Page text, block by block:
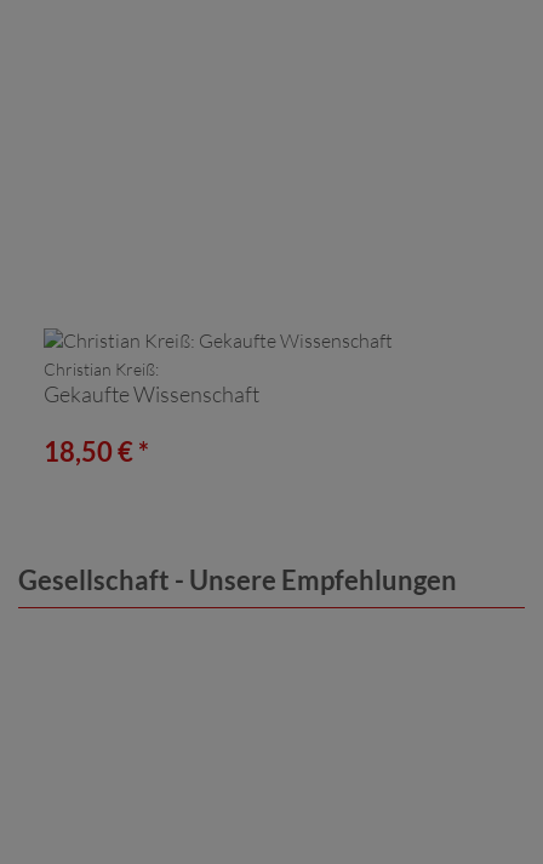
Christian Kreiß:
Gekaufte Wissenschaft
18,50 € *
Gesellschaft - Unsere Empfehlungen